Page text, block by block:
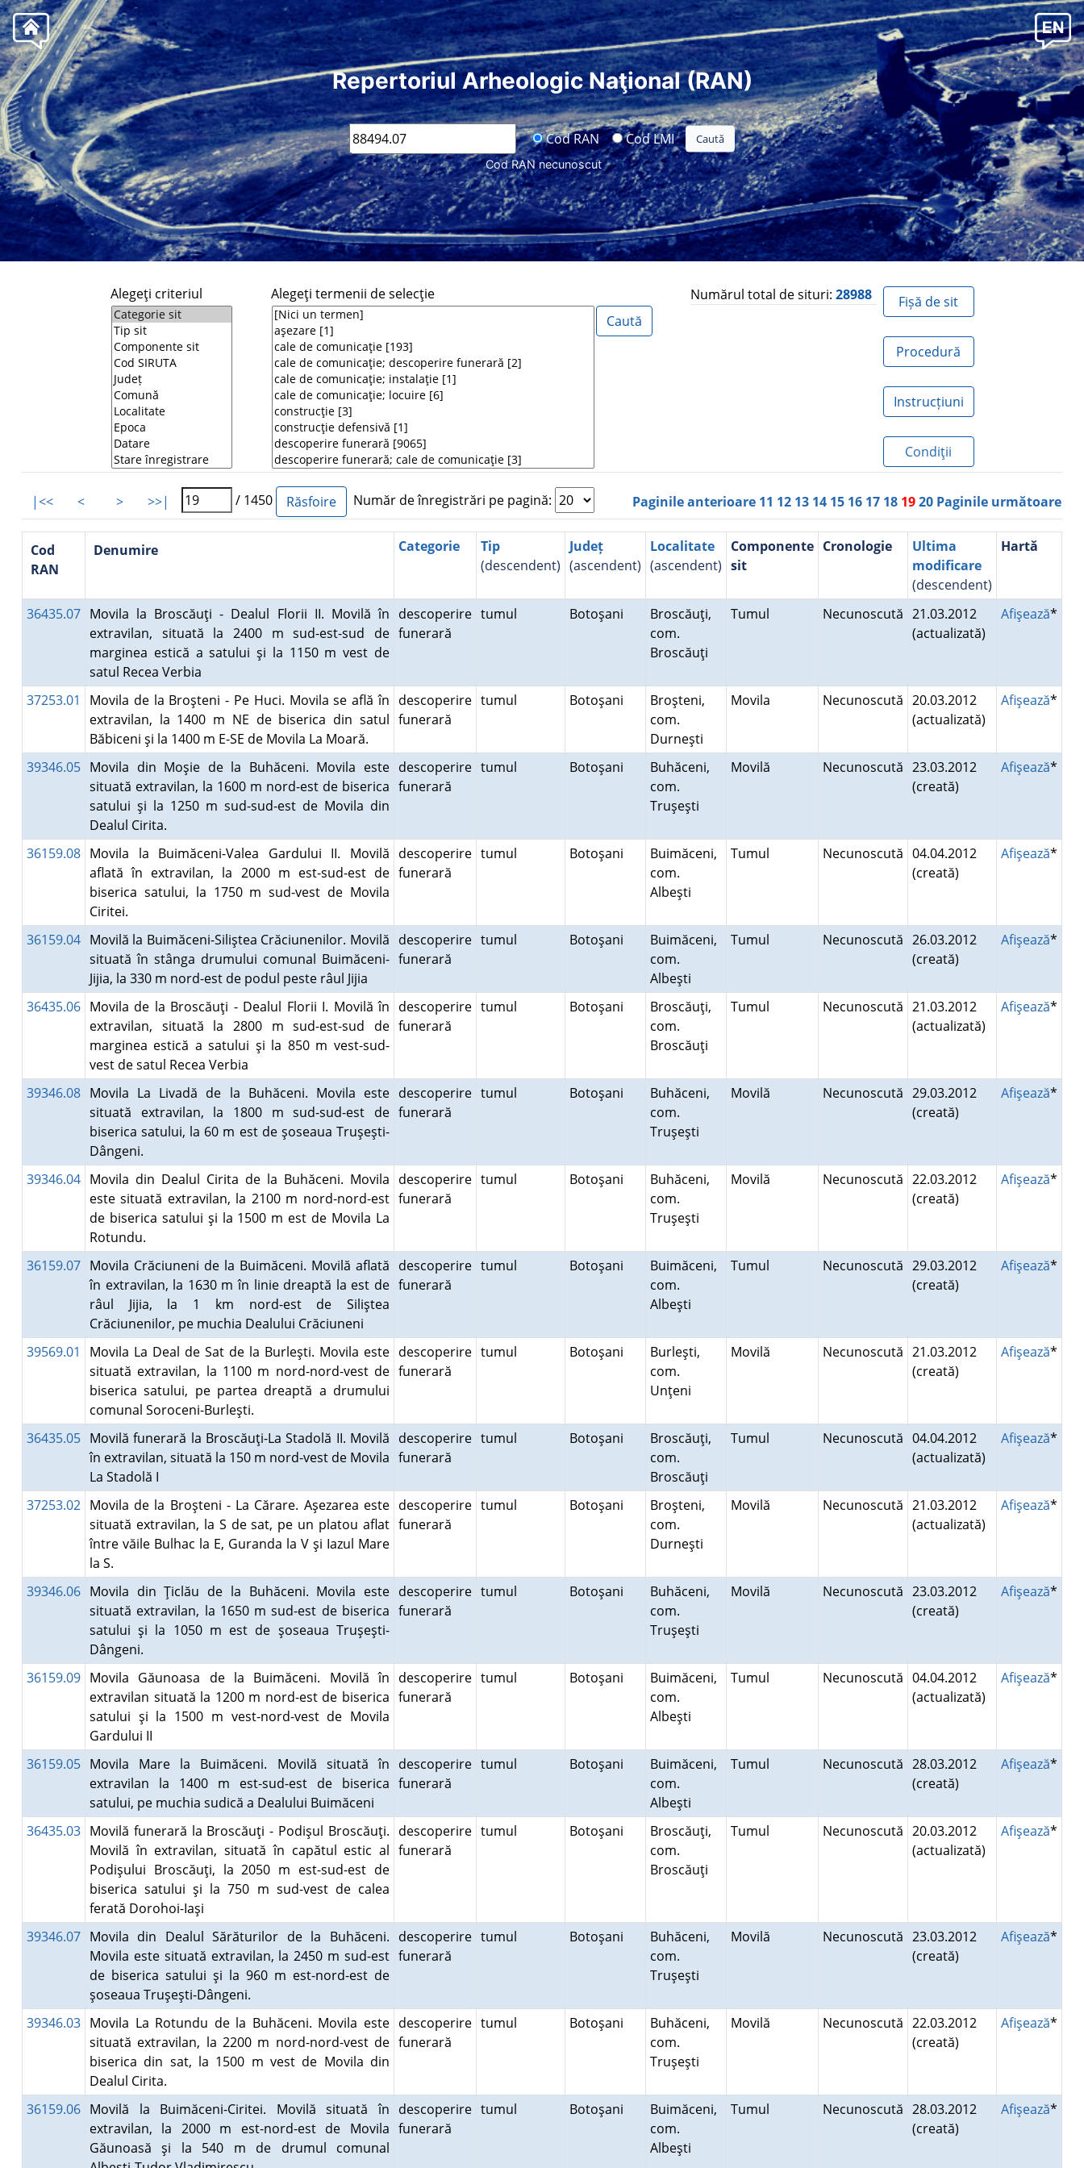
Repertoriul Arheologic Naţional (RAN)
Cod RAN Cod LMI
Cod RAN necunoscut
Alegeţi criteriul Alegeţi termenii de selecţie Numărul total de situri: 28988 Fișă de sit
Procedură
Instrucțiuni
Condiţii
|<< < > >>| / 1450 Număr de înregistrări pe pagină: Paginile anterioare 11 12 13 14 15 16 17 18 1920 Paginile următoare
Cod
RAN
Denumire Categorie
Tip
(descendent)
Județ
(ascendent)
Localitate
(ascendent)
Componente
sit
Cronologie
Ultima
modificare
(descendent)
Hartă
36435.07 Movila la Broscăuţi - Dealul Florii II. Movilă în
extravilan, situată la 2400 m sud-est-sud de
marginea estică a satului şi la 1150 m vest de
satul Recea Verbia
descoperire
funerară
tumul Botoşani
Broscăuţi,
com.
Broscăuţi
Tumul Necunoscută 21.03.2012
(actualizată)
Afişează*
37253.01
Movila de la Broşteni - Pe Huci. Movila se află în
extravilan, la 1400 m NE de biserica din satul
Băbiceni şi la 1400 m E-SE de Movila La Moară.
descoperire
funerară
tumul Botoşani
Broşteni,
com.
Durneşti
Movila Necunoscută 20.03.2012
(actualizată)
Afişează*
39346.05 Movila din Moşie de la Buhăceni. Movila este
situată extravilan, la 1600 m nord-est de biserica
satului şi la 1250 m sud-sud-est de Movila din
Dealul Cirita.
descoperire
funerară
tumul Botoşani
Buhăceni,
com.
Truşeşti
Movilă Necunoscută 23.03.2012
(creată)
Afişează*
36159.08 Movila la Buimăceni-Valea Gardului II. Movilă
aflată în extravilan, la 2000 m est-sud-est de
biserica satului, la 1750 m sud-vest de Movila
Ciritei.
descoperire
funerară
tumul Botoşani
Buimăceni,
com.
Albeşti
Tumul Necunoscută 04.04.2012
(creată)
Afişează*
36159.04 Movilă la Buimăceni-Siliştea Crăciunenilor. Movilă
situată în stânga drumului comunal Buimăceni-
Jijia, la 330 m nord-est de podul peste râul Jijia
descoperire
funerară
tumul Botoşani
Buimăceni,
com.
Albeşti
Tumul Necunoscută 26.03.2012
(creată)
Afişează*
36435.06 Movila de la Broscăuţi - Dealul Florii I. Movilă în
extravilan, situată la 2800 m sud-est-sud de
marginea estică a satului şi la 850 m vest-sud-
vest de satul Recea Verbia
descoperire
funerară
tumul Botoşani
Broscăuţi,
com.
Broscăuţi
Tumul Necunoscută 21.03.2012
(actualizată)
Afişează*
39346.08 Movila La Livadă de la Buhăceni. Movila este
situată extravilan, la 1800 m sud-sud-est de
biserica satului, la 60 m est de şoseaua Truşeşti-
Dângeni.
descoperire
funerară
tumul Botoşani
Buhăceni,
com.
Truşeşti
Movilă Necunoscută 29.03.2012
(creată)
Afişează*
39346.04 Movila din Dealul Cirita de la Buhăceni. Movila
este situată extravilan, la 2100 m nord-nord-est
de biserica satului şi la 1500 m est de Movila La
Rotundu.
descoperire
funerară
tumul Botoşani
Buhăceni,
com.
Truşeşti
Movilă Necunoscută 22.03.2012
(creată)
Afişează*
36159.07 Movila Crăciuneni de la Buimăceni. Movilă aflată
în extravilan, la 1630 m în linie dreaptă la est de
râul Jijia, la 1 km nord-est de Siliştea
Crăciunenilor, pe muchia Dealului Crăciuneni
descoperire
funerară
tumul Botoşani
Buimăceni,
com.
Albeşti
Tumul Necunoscută 29.03.2012
(creată)
Afişează*
39569.01
Movila La Deal de Sat de la Burleşti. Movila este
situată extravilan, la 1100 m nord-nord-vest de
biserica satului, pe partea dreaptă a drumului
comunal Soroceni-Burleşti.
descoperire
funerară
tumul Botoşani
Burleşti,
com.
Unţeni
Movilă Necunoscută 21.03.2012
(creată)
Afişează*
36435.05 Movilă funerară la Broscăuţi-La Stadolă II. Movilă
în extravilan, situată la 150 m nord-vest de Movila
La Stadolă I
descoperire
funerară
tumul Botoşani
Broscăuţi,
com.
Broscăuţi
Tumul Necunoscută 04.04.2012
(actualizată)
Afişează*
37253.02 Movila de la Broşteni - La Cărare. Aşezarea este
situată extravilan, la S de sat, pe un platou aflat
între văile Bulhac la E, Guranda la V şi Iazul Mare
la S.
descoperire
funerară
tumul Botoşani
Broşteni,
com.
Durneşti
Movilă Necunoscută 21.03.2012
(actualizată)
Afişează*
39346.06 Movila din Ţiclău de la Buhăceni. Movila este
situată extravilan, la 1650 m sud-est de biserica
satului şi la 1050 m est de şoseaua Truşeşti-
Dângeni.
descoperire
funerară
tumul Botoşani
Buhăceni,
com.
Truşeşti
Movilă Necunoscută 23.03.2012
(creată)
Afişează*
36159.09 Movila Găunoasa de la Buimăceni. Movilă în
extravilan situată la 1200 m nord-est de biserica
satului şi la 1500 m vest-nord-vest de Movila
Gardului II
descoperire
funerară
tumul Botoşani
Buimăceni,
com.
Albeşti
Tumul Necunoscută 04.04.2012
(actualizată)
Afişează*
36159.05 Movila Mare la Buimăceni. Movilă situată în
extravilan la 1400 m est-sud-est de biserica
satului, pe muchia sudică a Dealului Buimăceni
descoperire
funerară
tumul Botoşani
Buimăceni,
com.
Albeşti
Tumul Necunoscută 28.03.2012
(creată)
Afişează*
36435.03 Movilă funerară la Broscăuţi - Podişul Broscăuţi.
Movilă în extravilan, situată în capătul estic al
Podişului Broscăuţi, la 2050 m est-sud-est de
biserica satului şi la 750 m sud-vest de calea
ferată Dorohoi-Iaşi
descoperire
funerară
tumul Botoşani
Broscăuţi,
com.
Broscăuţi
Tumul Necunoscută 20.03.2012
(actualizată)
Afişează*
39346.07 Movila din Dealul Sărăturilor de la Buhăceni.
Movila este situată extravilan, la 2450 m sud-est
de biserica satului şi la 960 m est-nord-est de
şoseaua Truşeşti-Dângeni.
descoperire
funerară
tumul Botoşani
Buhăceni,
com.
Truşeşti
Movilă Necunoscută 23.03.2012
(creată)
Afişează*
39346.03 Movila La Rotundu de la Buhăceni. Movila este
situată extravilan, la 2200 m nord-nord-vest de
biserica din sat, la 1500 m vest de Movila din
Dealul Cirita.
descoperire
funerară
tumul Botoşani
Buhăceni,
com.
Truşeşti
Movilă Necunoscută 22.03.2012
(creată)
Afişează*
36159.06 Movilă la Buimăceni-Ciritei. Movilă situată în
extravilan, la 2000 m est-nord-est de Movila
Găunoasă şi la 540 m de drumul comunal
descoperire
funerară
tumul Botoşani
Buimăceni,
com.
Albeşti
Tumul Necunoscută 28.03.2012
(creată)
Afişează*